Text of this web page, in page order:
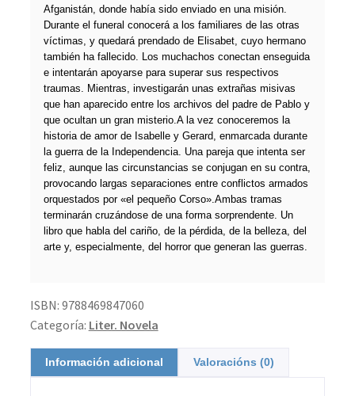
Afganistán, donde había sido enviado en una misión.
Durante el funeral conocerá a los familiares de las otras
víctimas, y quedará prendado de Elisabet, cuyo hermano
también ha fallecido. Los muchachos conectan enseguida
e intentarán apoyarse para superar sus respectivos
traumas. Mientras, investigarán unas extrañas misivas
que han aparecido entre los archivos del padre de Pablo y
que ocultan un gran misterio.A la vez conoceremos la
historia de amor de Isabelle y Gerard, enmarcada durante
la guerra de la Independencia. Una pareja que intenta ser
feliz, aunque las circunstancias se conjugan en su contra,
provocando largas separaciones entre conflictos armados
orquestados por «el pequeño Corso».Ambas tramas
terminarán cruzándose de una forma sorprendente. Un
libro que habla del cariño, de la pérdida, de la belleza, del
arte y, especialmente, del horror que generan las guerras.
ISBN: 9788469847060
Categoría: Liter. Novela
Información adicional Valoracións (0)